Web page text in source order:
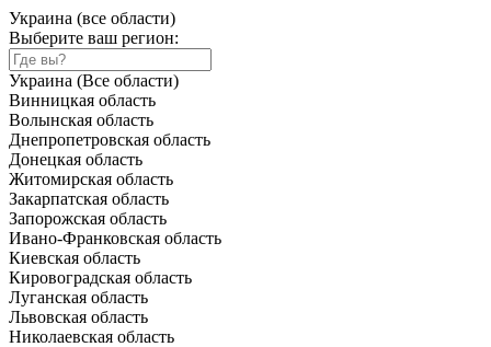
Украина (все области)
Выберите ваш регион:
Украина (Все области)
Винницкая область
Волынская область
Днепропетровская область
Донецкая область
Житомирская область
Закарпатская область
Запорожская область
Ивано-Франковская область
Киевская область
Кировоградская область
Луганская область
Львовская область
Николаевская область